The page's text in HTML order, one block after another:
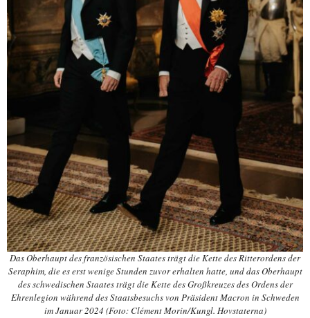
Das Oberhaupt des französischen Staates trägt die Kette des Ritterordens der
Seraphim, die es erst wenige Stunden zuvor erhalten hatte, und das Oberhaupt
des schwedischen Staates trägt die Kette des Großkreuzes des Ordens der
Ehrenlegion während des Staatsbesuchs von Präsident Macron in Schweden
im Januar 2024 (Foto: Clément Morin/Kungl. Hovstaterna)